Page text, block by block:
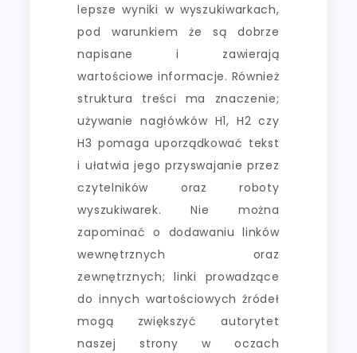
lepsze wyniki w wyszukiwarkach,
pod warunkiem że są dobrze
napisane i zawierają
wartościowe informacje. Również
struktura treści ma znaczenie;
używanie nagłówków H1, H2 czy
H3 pomaga uporządkować tekst
i ułatwia jego przyswajanie przez
czytelników oraz roboty
wyszukiwarek. Nie można
zapominać o dodawaniu linków
wewnętrznych oraz
zewnętrznych; linki prowadzące
do innych wartościowych źródeł
mogą zwiększyć autorytet
naszej strony w oczach